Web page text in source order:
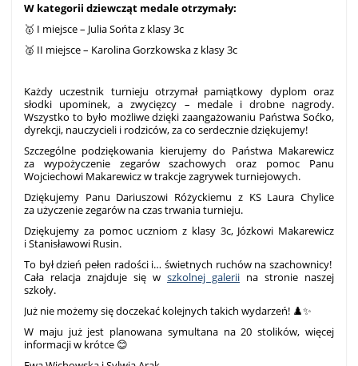
W kategorii dziewcząt medale otrzymały:
🥇 I miejsce – Julia Sońta z klasy 3c
🥈 II miejsce – Karolina Gorzkowska z klasy 3c
Każdy uczestnik turnieju otrzymał pamiątkowy dyplom oraz
słodki upominek, a zwycięzcy – medale i drobne nagrody.
Wszystko to było możliwe dzięki zaangażowaniu Państwa Soćko,
dyrekcji, nauczycieli i rodziców, za co serdecznie dziękujemy!
Szczególne podziękowania kierujemy do Państwa Makarewicz
za wypożyczenie zegarów szachowych oraz pomoc Panu
Wojciechowi Makarewicz w trakcje zagrywek turniejowych.
Dziękujemy Panu Dariuszowi Różyckiemu z KS Laura Chylice
za użyczenie zegarów na czas trwania turnieju.
Dziękujemy za pomoc uczniom z klasy 3c, Józkowi Makarewicz
i Stanisławowi Rusin.
To był dzień pełen radości i… świetnych ruchów na szachownicy!
Cała relacja znajduje się w szkolnej galerii na stronie naszej
szkoły.
Już nie możemy się doczekać kolejnych takich wydarzeń! ♟️✨
W maju już jest planowana symultana na 20 stolików, więcej
informacji w krótce 😊